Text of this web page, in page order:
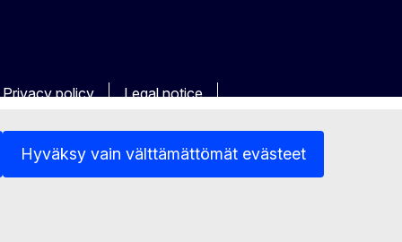
Hyväksy vain välttämättömät evästeet
Privacy policy Legal notice